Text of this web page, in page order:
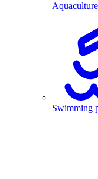
Aquaculture
Swimming